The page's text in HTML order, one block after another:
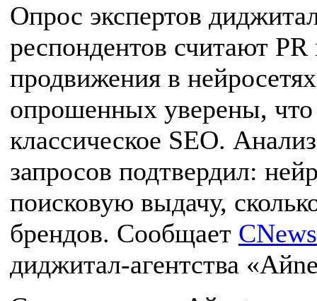
Опрос экспертов
респондентов считают
продвижения в
опрошенных уверены,
классическое SEO.
запросов подтвердил:
поисковую выдачу,
брендов. Сообщает CNews
диджитал-агентства